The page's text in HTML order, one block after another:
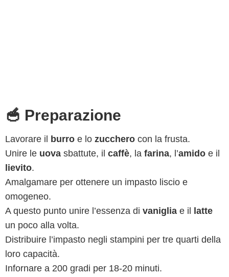
🥣 Preparazione
Lavorare il burro e lo zucchero con la frusta.
Unire le uova sbattute, il caffè, la farina, l’amido e il
lievito.
Amalgamare per ottenere un impasto liscio e
omogeneo.
A questo punto unire l’essenza di vaniglia e il
latte
un poco alla volta.
Distribuire l’impasto negli stampini per tre quarti della
loro capacità.
Infornare a 200 gradi per 18-20 minuti.